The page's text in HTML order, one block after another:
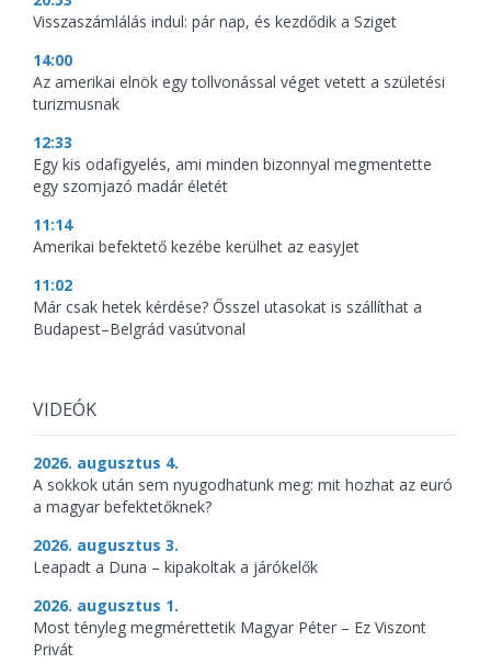
Visszaszámlálás indul: pár nap, és kezdődik a Sziget
14:00
Az amerikai elnök egy tollvonással véget vetett a születési
turizmusnak
12:33
Egy kis odafigyelés, ami minden bizonnyal megmentette
egy szomjazó madár életét
11:14
Amerikai befektető kezébe kerülhet az easyJet
11:02
Már csak hetek kérdése? Ősszel utasokat is szállíthat a
Budapest–Belgrád vasútvonal
VIDEÓK
2026. augusztus 4.
A sokkok után sem nyugodhatunk meg: mit hozhat az euró
a magyar befektetőknek?
2026. augusztus 3.
Leapadt a Duna – kipakoltak a járókelők
2026. augusztus 1.
Most tényleg megmérettetik Magyar Péter – Ez Viszont
Privát